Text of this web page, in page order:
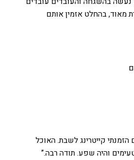
מאוד, בהחלט אזמין אותם
קייטרינג לשבת. האוכל
והיה שפע. תודה רבה.”